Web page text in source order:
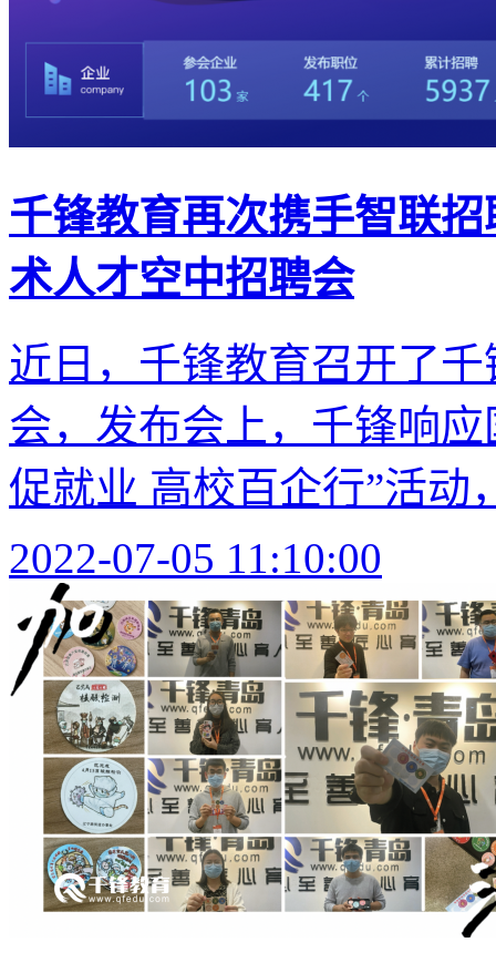
千锋教育再次携手智联
术人才空中招聘会
近日，千锋教育召开了
会，发布会上，千锋响
促就业 高校百企行”活动
2022-07-05 11:10:00